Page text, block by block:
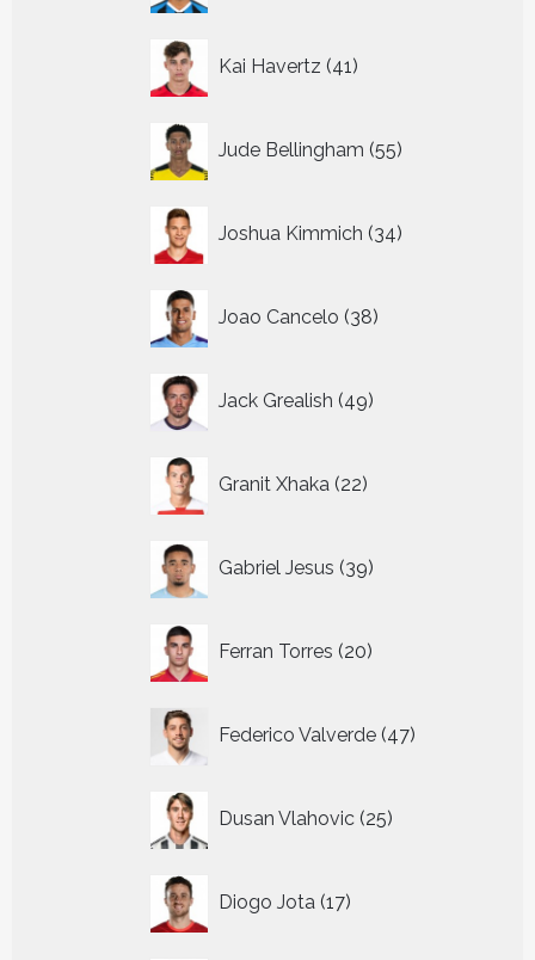
Kai Havertz 41
producten
Jude Bellingham 55
producten
Joshua Kimmich 34
producten
Joao Cancelo 38
producten
Jack Grealish 49
producten
Granit Xhaka 22
producten
Gabriel Jesus 39
producten
Ferran Torres 20
producten
Federico Valverde 47
producten
Dusan Vlahovic 25
producten
Diogo Jota 17
producten